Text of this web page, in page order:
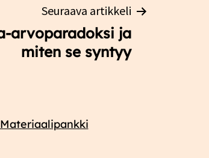
Seuraava artikkeli
arvoparadoksi ja
miten se syntyy
Materiaalipankki